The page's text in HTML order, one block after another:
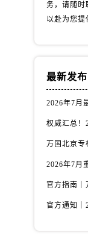
务，请随时
以赴为您提
最新发布